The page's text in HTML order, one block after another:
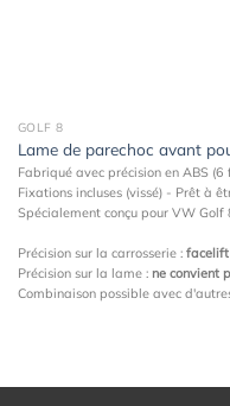
GOLF 8
Lame de parechoc avant
Fabriqué avec précision en ABS (6
Fixations incluses (vissé) - Prêt à
Spécialement conçu pour VW Golf
Précision sur la carrosserie : facelift
Précision sur la lame : ne convient
Combinaison possible avec